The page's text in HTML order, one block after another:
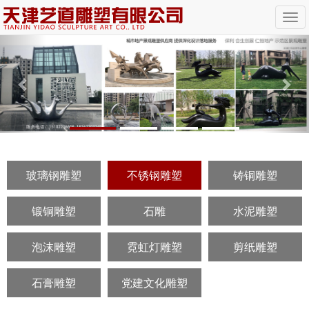
Previous
玻璃钢雕塑 不锈钢雕塑 铸铜雕塑
锻铜雕塑 石雕 水泥雕塑
泡沫雕塑 霓虹灯雕塑 剪纸雕塑
石膏雕塑 党建文化雕塑